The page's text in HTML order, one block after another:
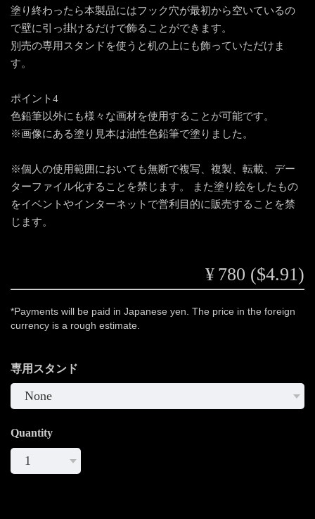
塗り終わったら本製品にはフック穴が最初から空いているの
で壁に引っ掛けるだけで飾ることができます。
別売の専用スタンドを使うと机の上にも飾っていただけま
す。
ポイント4
色鉛筆以外にも様々な画材を使用することが可能です。
※画像にある塗り見本は油性色鉛筆で塗りました。
※個人の使用範囲においても無断で複写、複製、転載、デー
ターファイル化することを禁じます。 また塗り絵をしたもの
をイベントやインターネットで営利目的に販売することを禁
じます。
¥780 ($4.91)
*Payments will be paid in Japanese yen. The price in the foreign
currency is a rough estimate.
専用スタンド
Quantity